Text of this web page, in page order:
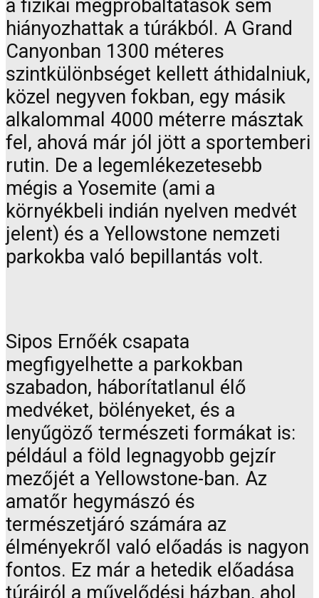
a fizikai megpróbáltatások sem
hiányozhattak a túrákból. A Grand
Canyonban 1300 méteres
szintkülönbséget kellett áthidalniuk,
közel negyven fokban, egy másik
alkalommal 4000 méterre másztak
fel, ahová már jól jött a sportemberi
rutin. De a legemlékezetesebb
mégis a Yosemite (ami a
környékbeli indián nyelven medvét
jelent) és a Yellowstone nemzeti
parkokba való bepillantás volt.
Sipos Ernőék csapata
megfigyelhette a parkokban
szabadon, háborítatlanul élő
medvéket, bölényeket, és a
lenyűgöző természeti formákat is:
például a föld legnagyobb gejzír
mezőjét a Yellowstone-ban. Az
amatőr hegymászó és
természetjáró számára az
élményekről való előadás is nagyon
fontos. Ez már a hetedik előadása
túráiról a művelődési házban, ahol